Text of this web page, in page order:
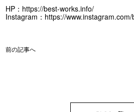
HP： https://best-works.info/
Instagram： https://
前の記事へ